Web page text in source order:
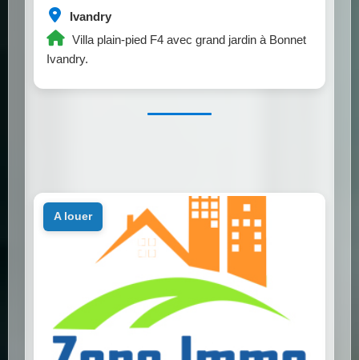
Ivandry
Villa plain-pied F4 avec grand jardin à Bonnet
Ivandry.
a louer